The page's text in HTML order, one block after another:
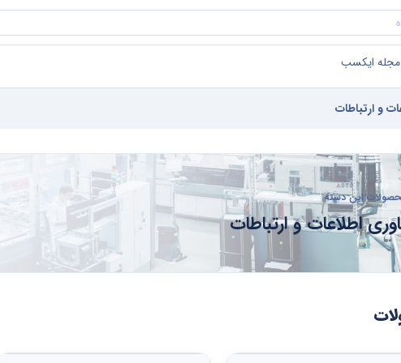
مجله ایکسب
و ارتباطات
این دسته
اطلاعات و ارتباطات